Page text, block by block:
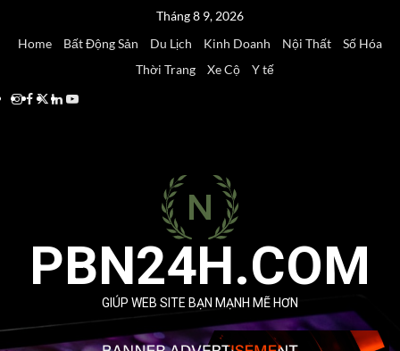
Tháng 8 9, 2026
Home
Bất Động Sản Du Lịch Kinh Doanh Nội Thất
Số Hóa
Thời Trang
Xe Cộ
Y tế
Instagram
Facebook
Twitter
Linkedin
Youtube
PBN24H.COM
GIÚP WEB SITE BẠN MẠNH MẼ HƠN